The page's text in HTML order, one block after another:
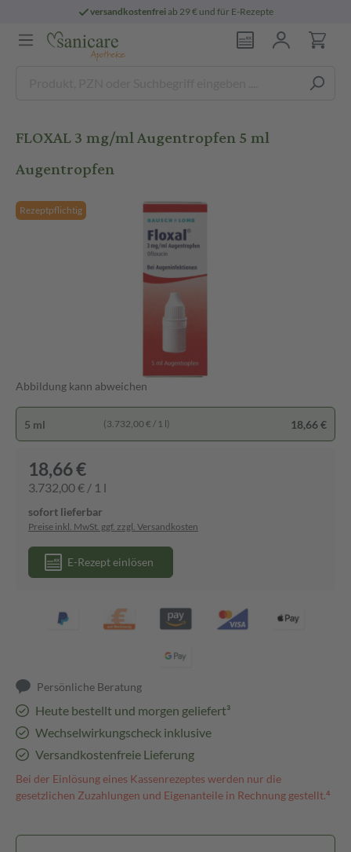
versandkostenfreiab 29 € und für E-Rezepte
FLOXAL 3 mg/ml Augentropfen 5 ml
Augentropfen
Rezeptpflichtig
Abbildung kann abweichen
5 ml (3.732,00 € / 1 l) 18,66 €
18,66 €
3.732,00 € / 1 l
sofort lieferbar
Preise inkl. MwSt. ggf. zzgl. Versandkosten
E-Rezept einlösen
Persönliche Beratung
Heute bestellt und morgen geliefert³
Wechselwirkungscheck inklusive
Versandkostenfreie Lieferung
Bei der Einlösung eines Kassenrezeptes werden nur die
gesetzlichen Zuzahlungen und Eigenanteile in Rechnung gestellt.⁴